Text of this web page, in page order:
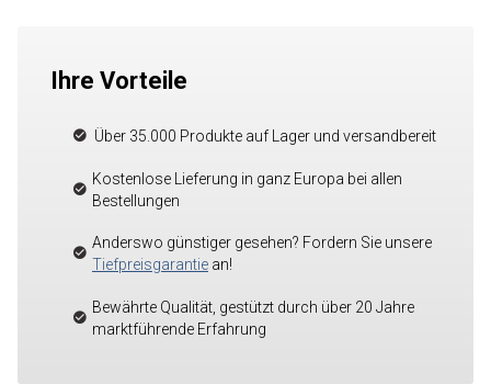
Ihre Vorteile
Über 35.000 Produkte auf Lager und versandbereit
Kostenlose Lieferung in ganz Europa bei allen
Bestellungen
Anderswo günstiger gesehen? Fordern Sie unsere
Tiefpreisgarantie an!
Bewährte Qualität, gestützt durch über 20 Jahre
marktführende Erfahrung